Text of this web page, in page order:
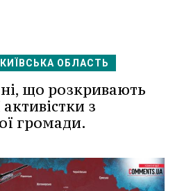
КИЇВСЬКА ОБЛАСТЬ
що розкривають
з
громади.